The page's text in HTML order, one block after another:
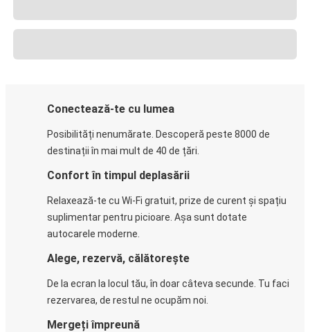
Conectează-te cu lumea
Posibilități nenumărate. Descoperă peste 8000 de
destinații în mai mult de 40 de țări.
Confort în timpul deplasării
Relaxează-te cu Wi-Fi gratuit, prize de curent și spațiu
suplimentar pentru picioare. Așa sunt dotate
autocarele moderne.
Alege, rezervă, călătorește
De la ecran la locul tău, în doar câteva secunde. Tu faci
rezervarea, de restul ne ocupăm noi.
Mergeți împreună